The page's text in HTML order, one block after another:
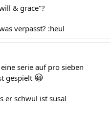
& grace"?
verpasst? :heul
serie auf pro sieben
gespielt 😀
er schwul ist susal